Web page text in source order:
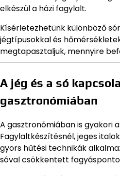
elkészül a házi fagylalt.
Kísérletezhetünk különböző
jégtípusokkal és
megtapasztaljuk, mennyire
A jég és a só
gasztronómiában
A gasztronómiában is gyakori
Fagylaltkészítésnél, jeges
gyors hűtési technikák
sóval csökkentett